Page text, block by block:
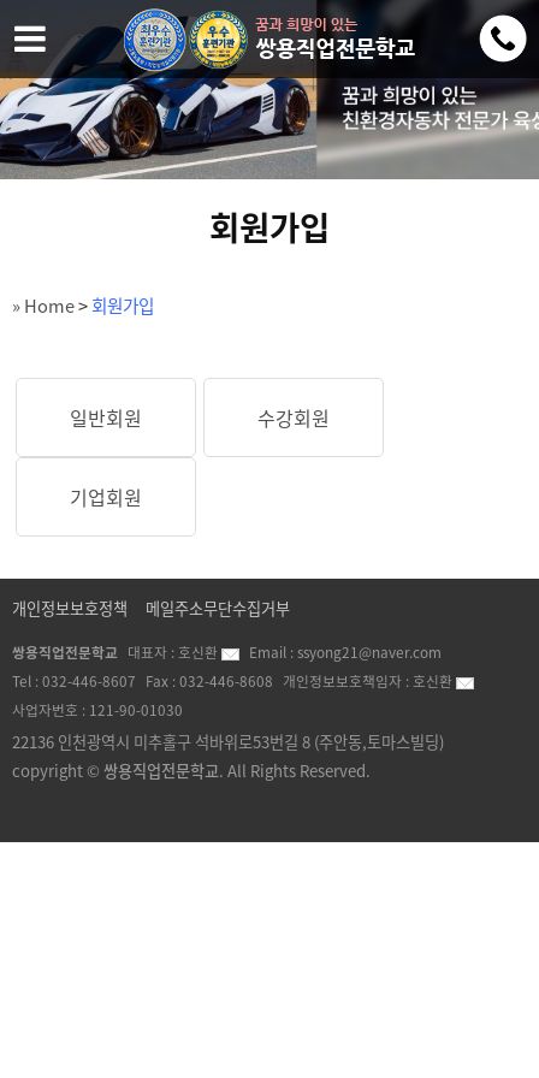
회원가입
» Home>회원가입
일반회원 수강회원
기업회원
개인정보보호정책 메일주소무단수집거부
쌍용직업전문학교 대표자 :호신환 Email :ssyong21@naver.com
Tel :032-446-8607 Fax :032-446-8608 개인정보보호책임자 :호신환
사업자번호 : 121-90-01030
22136 인천광역시 미추홀구 석바위로53번길 8 (주안동,토마스빌딩)
copyright © 쌍용직업전문학교. All Rights Reserved.